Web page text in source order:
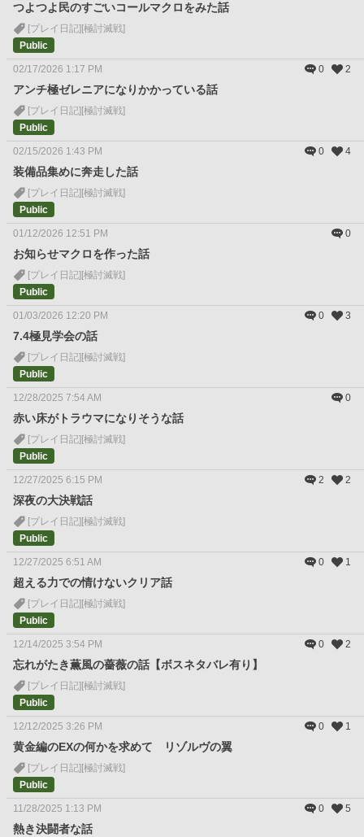
つよつよ民のすごいコールマクロをみた話
[プレイ日記] [極討滅戦]
Public
02/17/2026 1:17 PM 0 2
アンチ極ゼレニアになりかかっている話
[プレイ日記] [極討滅戦]
Public
02/15/2026 1:43 PM 0 4
装備品集めに奔走した話
[プレイ日記] [極討滅戦]
Public
01/12/2026 12:51 PM 0
お知らせマクロを作った話
[プレイ日記] [極討滅戦]
Public
01/03/2026 12:20 PM 0 3
7.4極見学会の話
[プレイ日記] [極討滅戦]
Public
12/28/2025 7:54 AM 0
赤い床がトラウマになりそうな話
[プレイ日記] [極討滅戦]
Public
12/27/2025 6:15 PM 2 2
深夜の大決戦話
[プレイ日記] [極討滅戦]
Public
12/27/2025 6:51 AM 0 1
超える力での情けないクリア話
[プレイ日記] [極討滅戦]
Public
12/14/2025 3:54 PM 0 2
忘れがたき薫風の薔薇の話【ボスネタバレ有り】
[プレイ日記] [極討滅戦]
Public
12/12/2025 3:26 PM 0 1
黄金編のEXの何かを求めて リゾルヴの翼
[プレイ日記] [極討滅戦]
Public
11/28/2025 1:13 PM 0 5
熱き決闘者な話